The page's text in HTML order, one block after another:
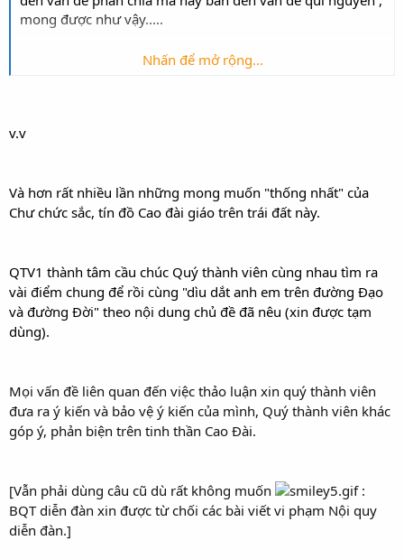
Nhưng dù sao đi chăng nữa trước khi chưa hiệp nhất lại
làm 1 thì mong tất cả huynh đệ Cao Đài hãy nhìn nhau
mong được như vậy.....
Nhấn để mở rộng...
v.v
Và hơn rất nhiều lần những mong muốn "thống nhất" của
Chư chức sắc, tín đồ Cao đài giáo trên trái đất này.
QTV1 thành tâm cầu chúc Quý thành viên cùng nhau tìm ra
vài điểm chung để rồi cùng "dìu dắt anh em trên đường Đạo
và đường Đời" theo nội dung chủ đề đã nêu (xin được tạm
dùng).
Mọi vấn đề liên quan đến việc thảo luận xin quý thành viên
đưa ra ý kiến và bảo vệ ý kiến của mình, Quý thành viên khác
góp ý, phản biện trên tinh thần Cao Đài.
[Vẫn phải dùng câu cũ dù rất không muốn
:
BQT diễn đàn xin được từ chối các bài viết vi phạm Nội quy
diễn đàn.]